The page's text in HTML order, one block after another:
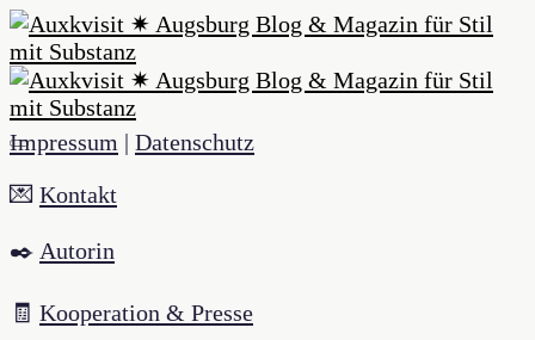
Impressum | Datenschutz
💌 Kontakt
✒️ Autorin
🧾 Kooperation & Presse